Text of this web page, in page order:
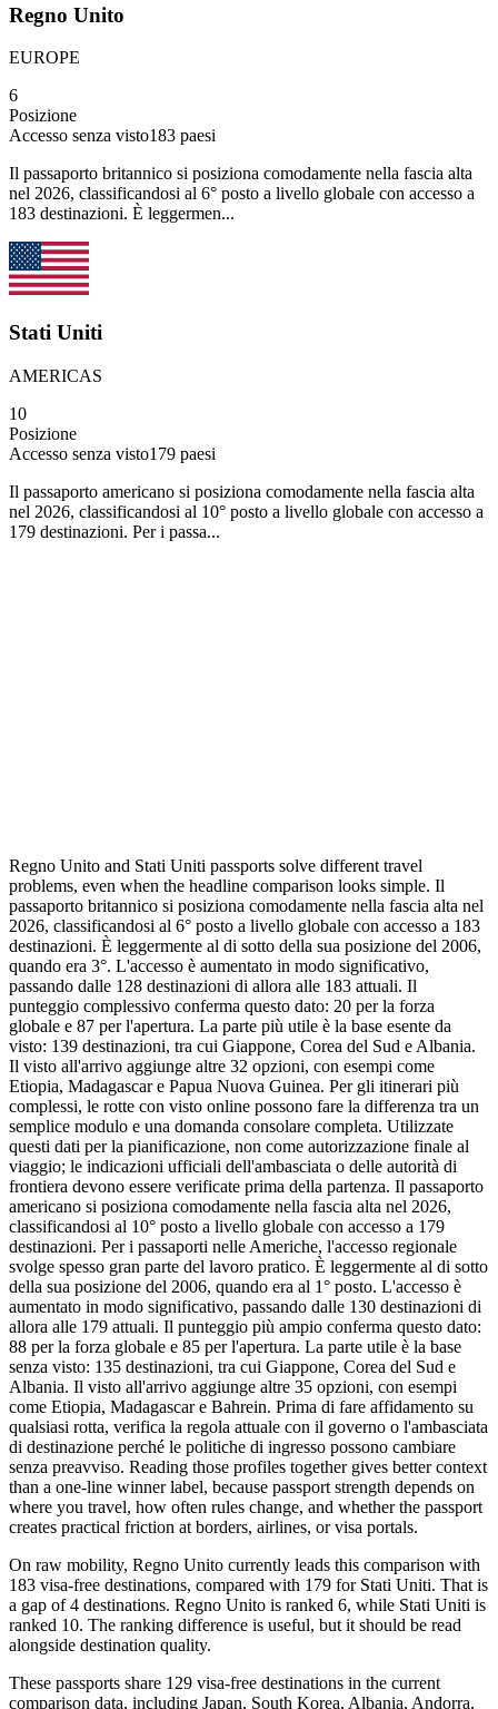
Regno Unito
EUROPE
6
Posizione
Accesso senza visto183 paesi
Il passaporto britannico si posiziona comodamente nella fascia alta
nel 2026, classificandosi al 6° posto a livello globale con accesso a
183 destinazioni. È leggermen...
Stati Uniti
AMERICAS
10
Posizione
Accesso senza visto179 paesi
Il passaporto americano si posiziona comodamente nella fascia alta
nel 2026, classificandosi al 10° posto a livello globale con accesso a
179 destinazioni. Per i passa...
Regno Unito and Stati Uniti passports solve different travel
problems, even when the headline comparison looks simple. Il
passaporto britannico si posiziona comodamente nella fascia alta nel
2026, classificandosi al 6° posto a livello globale con accesso a 183
destinazioni. È leggermente al di sotto della sua posizione del 2006,
quando era 3°. L'accesso è aumentato in modo significativo,
passando dalle 128 destinazioni di allora alle 183 attuali. Il
punteggio complessivo conferma questo dato: 20 per la forza
globale e 87 per l'apertura. La parte più utile è la base esente da
visto: 139 destinazioni, tra cui Giappone, Corea del Sud e Albania.
Il visto all'arrivo aggiunge altre 32 opzioni, con esempi come
Etiopia, Madagascar e Papua Nuova Guinea. Per gli itinerari più
complessi, le rotte con visto online possono fare la differenza tra un
semplice modulo e una domanda consolare completa. Utilizzate
questi dati per la pianificazione, non come autorizzazione finale al
viaggio; le indicazioni ufficiali dell'ambasciata o delle autorità di
frontiera devono essere verificate prima della partenza. Il passaporto
americano si posiziona comodamente nella fascia alta nel 2026,
classificandosi al 10° posto a livello globale con accesso a 179
destinazioni. Per i passaporti nelle Americhe, l'accesso regionale
svolge spesso gran parte del lavoro pratico. È leggermente al di sotto
della sua posizione del 2006, quando era al 1° posto. L'accesso è
aumentato in modo significativo, passando dalle 130 destinazioni di
allora alle 179 attuali. Il punteggio più ampio conferma questo dato:
88 per la forza globale e 85 per l'apertura. La parte utile è la base
senza visto: 135 destinazioni, tra cui Giappone, Corea del Sud e
Albania. Il visto all'arrivo aggiunge altre 35 opzioni, con esempi
come Etiopia, Madagascar e Bahrein. Prima di fare affidamento su
qualsiasi rotta, verifica la regola attuale con il governo o l'ambasciata
di destinazione perché le politiche di ingresso possono cambiare
senza preavviso. Reading those profiles together gives better context
than a one-line winner label, because passport strength depends on
where you travel, how often rules change, and whether the passport
creates practical friction at borders, airlines, or visa portals.
On raw mobility, Regno Unito currently leads this comparison with
183 visa-free destinations, compared with 179 for Stati Uniti. That is
a gap of 4 destinations. Regno Unito is ranked 6, while Stati Uniti is
ranked 10. The ranking difference is useful, but it should be read
alongside destination quality.
These passports share 129 visa-free destinations in the current
comparison data, including Japan, South Korea, Albania, Andorra,